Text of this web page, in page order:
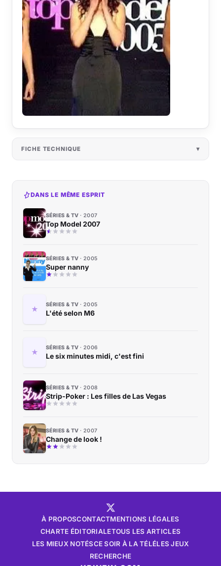
FICHE TECHNIQUE
DANS LE MÊME ESPRIT
SÉRIES & TV 2007
Top Model 2007
SÉRIES & TV 2005
Super nanny
SÉRIES & TV 2005
L'été selon M6
SÉRIES & TV 2006
Le six minutes midi, c'est fini
SÉRIES & TV 2008
Strip-Poker : Les filles de Las Vegas
SÉRIES & TV 2007
Change de look !
À PROPOSCONTACTMENTIONS LÉGALES
CHARTE ÉDITORIALETOUS LES ARTICLES
LES MIEUX NOTÉSCE SOIR À LA TÉLÉLES JEUX
RECHERCHE